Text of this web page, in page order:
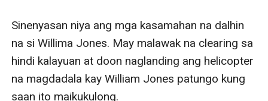
Sinenyasan niya ang mga kasamahan na dalhin
na si Willima Jones. May malawak na clearing sa
hindi kalayuan at doon naglanding ang helicopter
na magdadala kay William Jones patungo kung
saan ito maikukulong.